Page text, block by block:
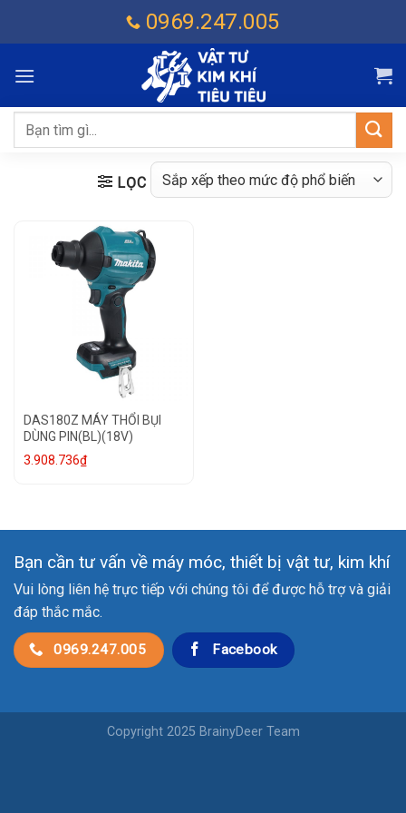
dung
0969.247.005
Tìm
kiếm:
LỌC
DAS180Z MÁY THỔI BỤI
DÙNG PIN(BL)(18V)
3.908.736₫
Bạn cần tư vấn về máy móc, thiết bị vật tư, kim khí
Vui lòng liên hệ trực tiếp với chúng tôi để được hỗ trợ và giải
đáp thắc mắc.
0969.247.005 Facebook
Copyright 2025 BrainyDeer Team